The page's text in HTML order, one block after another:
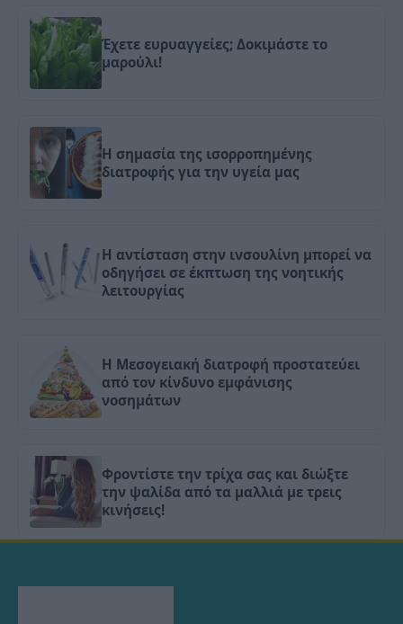
Έχετε ευρυαγγείες; Δοκιμάστε το
μαρούλι!
Η σημασία της ισορροπημένης
διατροφής για την υγεία μας
Η αντίσταση στην ινσουλίνη μπορεί να
οδηγήσει σε έκπτωση της νοητικής
λειτουργίας
Η Μεσογειακή διατροφή προστατεύει
από τον κίνδυνο εμφάνισης
νοσημάτων
Φροντίστε την τρίχα σας και διώξτε
την ψαλίδα από τα μαλλιά με τρεις
κινήσεις!